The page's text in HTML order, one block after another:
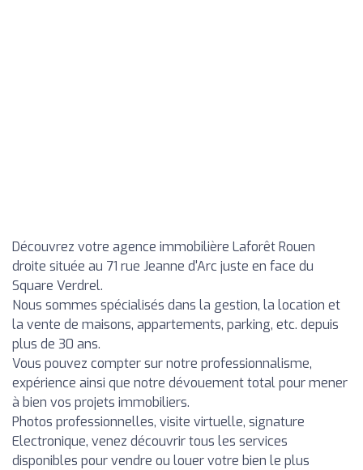
Découvrez votre agence immobilière Laforêt Rouen
droite située au 71 rue Jeanne d'Arc juste en face du
Square Verdrel.
Nous sommes spécialisés dans la gestion, la location et
la vente de maisons, appartements, parking, etc. depuis
plus de 30 ans.
Vous pouvez compter sur notre professionnalisme,
expérience ainsi que notre dévouement total pour mener
à bien vos projets immobiliers.
Photos professionnelles, visite virtuelle, signature
Electronique, venez découvrir tous les services
disponibles pour vendre ou louer votre bien le plus